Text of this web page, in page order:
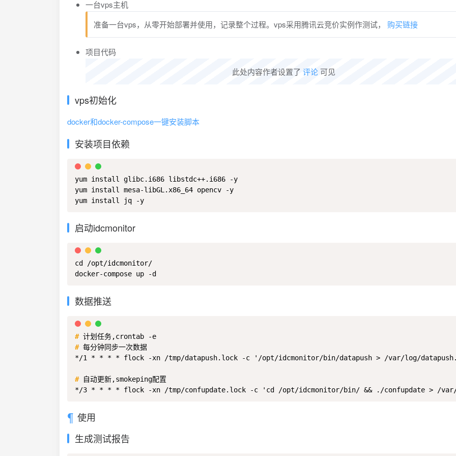
一台vps主机
准备一台vps，从零开始部署并使用，记录整个过程。vps采用腾讯云竞价实例作测试， 购买链接
项目代码
此处内容作者设置了 评论可见
vps初始化
docker和docker-compose一键安装脚本
安装项目依赖
yum install glibc.i686 libstdc++.i686 -y
yum install mesa-libGL.x86_64 opencv -y
yum install jq -y
启动idcmonitor
cd /opt/idcmonitor/
docker-compose up -d
数据推送
# 计划任务,crontab -e
# 每分钟同步一次数据
*/1 * * * * flock -xn /tmp/datapush.lock -c '/opt/idcmonitor/bin/datapush > /var/log/
#
自动更新,smokeping配置
*/3 * * * * flock -xn /tmp/confupdate.lock -c 'cd /opt/idcmonitor/bin/ && ./confupdate > /var/
使用
生成测试报告